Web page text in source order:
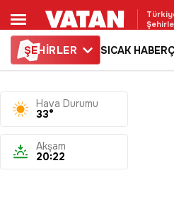
ŞEHİRLER SICAK HABER
Hava Durumu
33°
Akşam
20:22